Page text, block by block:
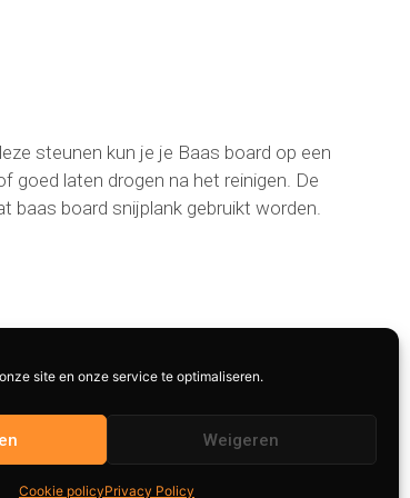
site en onze service te optimaliseren.
Weigeren
Cookie policyPrivacy Policy
steunen kun je je Baas board op een
goed laten drogen na het reinigen. De
baas board snijplank gebruikt worden.
Baas Board snijplank.